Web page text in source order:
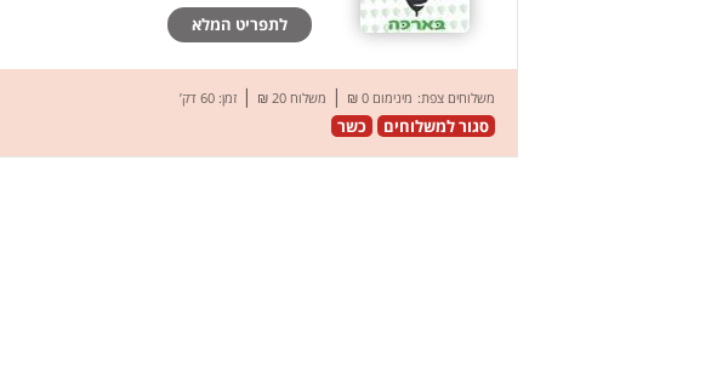
לתפריט המלא
משלוחים צפת: מינימום 0 ₪ | משלוח 20 ₪ | זמן: 60 דק’
סגור למשלוחים כשר